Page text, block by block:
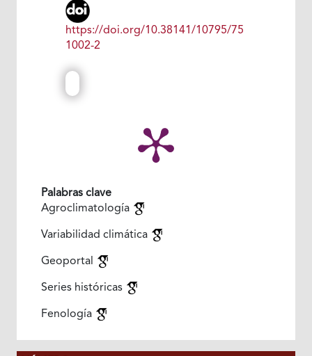
https://doi.org/10.38141/10795/75
1002-2
Palabras clave
Agroclimatología
Variabilidad climática
Geoportal
Series históricas
Fenología